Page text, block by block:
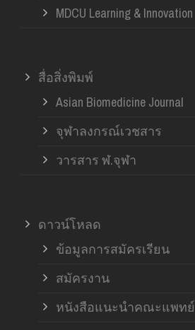
MDCU Learning & Innovation
สื่อสิ่งพิมพ์
Asian Biomedicine Journal
จุฬาลงกรณ์เวชสาร
วารสาร ฬ.จุฬา
ดาวน์โหลด
ข้อมูลการสมัครเรียน
สมัครงาน
หนังสือแนะนำคณะแพทย์